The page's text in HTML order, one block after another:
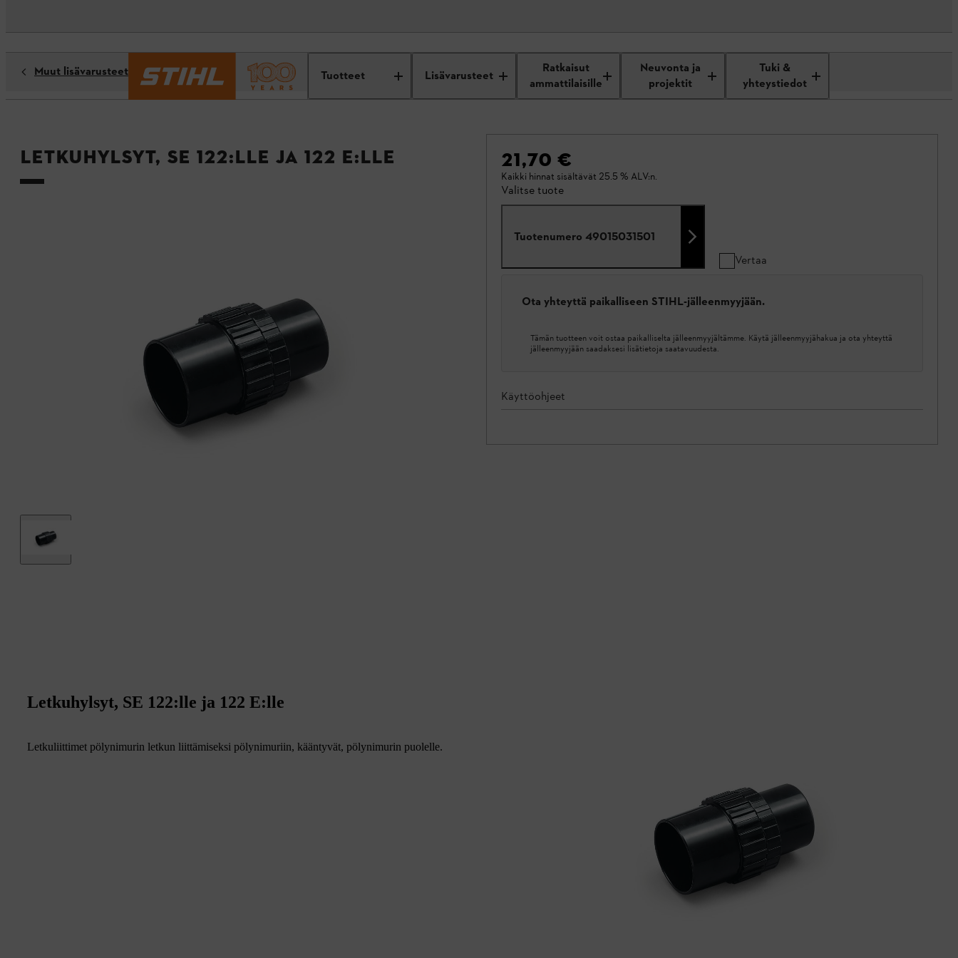
Tuotteet Lisävarusteet
Ratkaisut
ammattilaisille
Neuvonta ja
projektit
Tuki &
yhteystiedot
Muut lisävarusteet
Letkuhylsyt, SE 122:lle ja 122 E:lle 21,70 €
Kaikki hinnat sisältävät 25.5 % ALV:n.
Valitse tuote
Tuotenumero 49015031501
Vertaa
Ota yhteyttä paikalliseen STIHL-jälleenmyyjään.
Tämän tuotteen voit ostaa paikalliselta jälleenmyyjältämme. Käytä jälleenmyyjähakua ja ota yhteyttä
jälleenmyyjään saadaksesi lisätietoja saatavuudesta.
Käyttöohjeet
Letkuhylsyt, SE 122:lle ja 122 E:lle
Letkuliittimet pölynimurin letkun liittämiseksi pölynimuriin, kääntyvät, pölynimurin puolelle.